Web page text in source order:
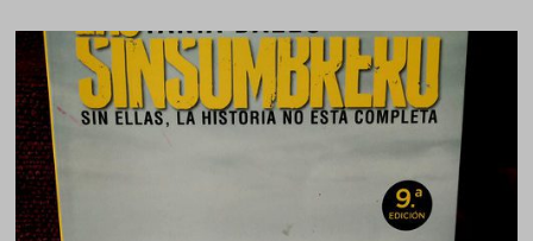
ORGANISMOS.
HISTORIAS
PARA
NO
DORMIR
/